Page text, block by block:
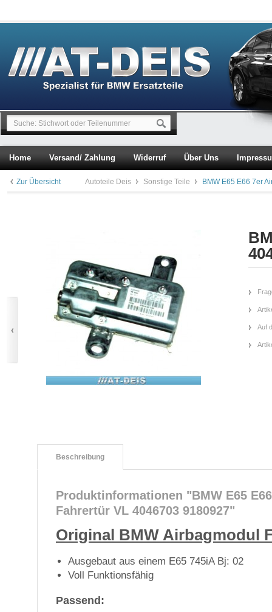
Home Versand/ Zahlung Widerruf Über Uns
Zur Übersicht Autoteile Deis Sonstige Teile BMW E65 E66 7er
Auf
Beschreibung
Produktinformationen "BMW E65
Fahrertür VL 4046703 9180927"
Original BMW Airbagmodul
Ausgebaut aus einem E65 745iA Bj: 02
Voll Funktionsfähig
Passend: